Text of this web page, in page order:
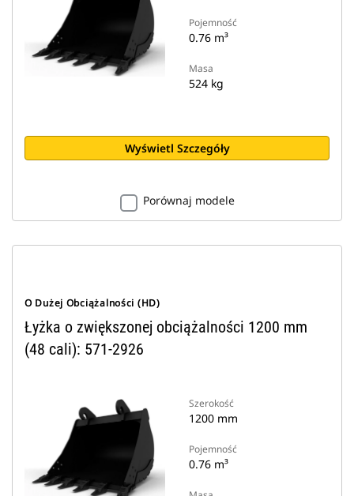
Pojemność
0.76 m³
Masa
524 kg
Wyświetl Szczegóły
Porównaj modele
O Dużej Obciążalności (HD)
Łyżka o zwiększonej obciążalności 1200 mm
(48 cali): 571-2926
Szerokość
1200 mm
Pojemność
0.76 m³